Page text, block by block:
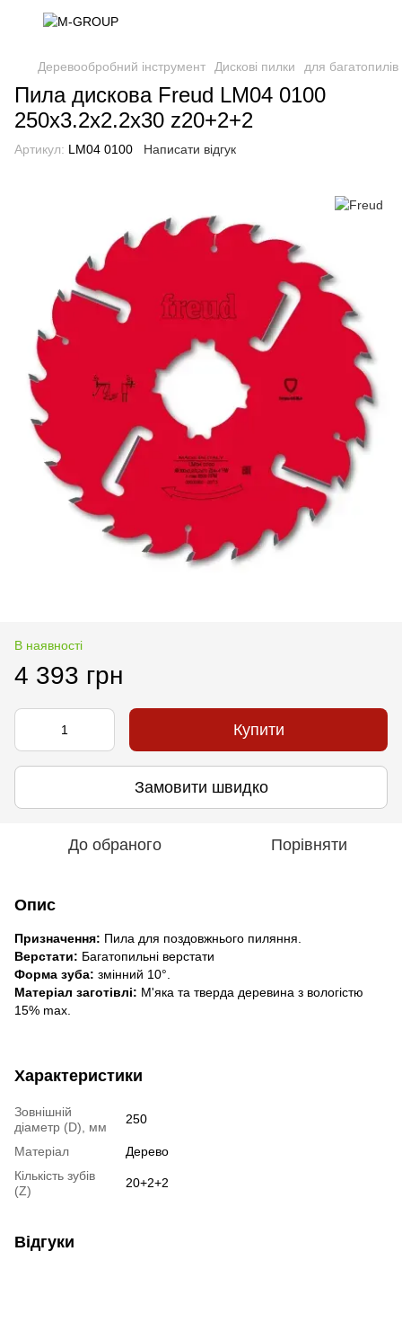
Деревообробний інструмент Дискові пилки для багатопилів
Пила дискова Freud LM04 0100
250х3.2х2.2х30 z20+2+2
Артикул: LM04 0100 Написати відгук
В наявності
4 393 грн
Купити
Замовити швидко
До обраного Порівняти
Опис
Призначення: Пила для поздовжнього пиляння.
Верстати: Багатопильні верстати
Форма зуба: змінний 10°.
Матеріал заготівлі: М'яка та тверда деревина з вологістю
15% max.
Характеристики
Зовнішній
діаметр (D), мм
250
Матеріал
Дерево
Кількість зубів
(Z)
20+2+2
Відгуки